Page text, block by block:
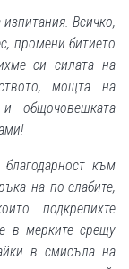
Всичко,
промени битието
си силата на
мощта на
общочовешката
към
на по-слабите,
подкрепихте
в мерките срещу
в смисъла на